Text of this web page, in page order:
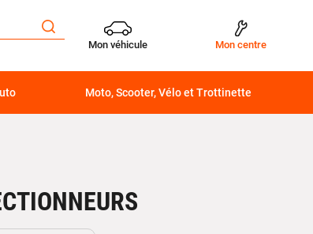
Mon véhicule Mon centre
Moto, Scooter, Vélo et Trottinette